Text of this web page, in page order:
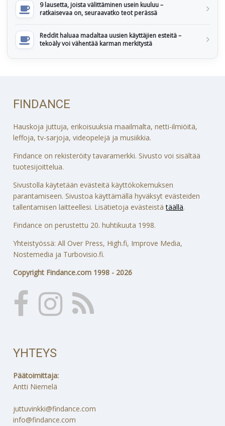
9 lausetta, joista välittäminen usein kuuluu –
ratkaisevaa on, seuraavatko teot perässä
Reddit haluaa madaltaa uusien käyttäjien esteitä –
tekoäly voi vähentää karman merkitystä
FINDANCE
Hauskoja juttuja, erikoisuuksia maailmalta, netti-ilmiöitä,
leffoja, tv-sarjoja, videopelejä ja musiikkia.
Findance on rekisteröity tavaramerkki. Sivusto voi sisältää
tuotesijoittelua.
Sivustolla käytetään evästeitä käyttökokemuksen
parantamiseen. Sivustoa käyttämällä hyväksyt evästeiden
tallentamisen laitteellesi. Lisätietoja evästeistätäällä.
Findance on perustettu 20. huhtikuuta 1998.
Yhteistyössä: All Over Press, High.fi, Improve Media,
Nostemedia ja Turbovisio.fi.
Copyright Findance.com 1998 - 2026
YHTEYS
Päätoimittaja:
Antti Niemelä
juttuvinkki@findance.com
info@findance.com